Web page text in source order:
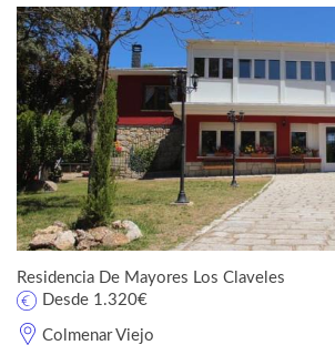
Residencia De Mayores Los Claveles
Colmenar Viejo
Desde 1.320€